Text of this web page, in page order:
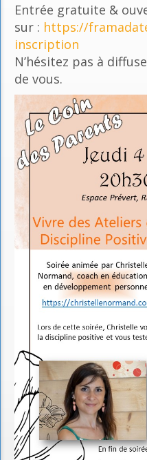
Entrée gratuite &
sur : https://
inscription
N’hésitez pas à
de vous.